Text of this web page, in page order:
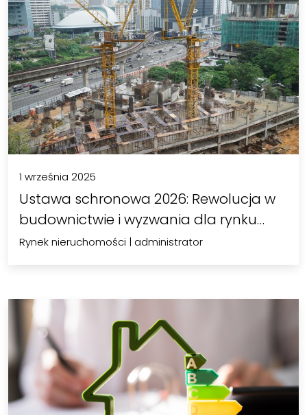
1 września 2025
Ustawa schronowa 2026: Rewolucja w
budownictwie i wyzwania dla rynku…
Rynek nieruchomości | administrator